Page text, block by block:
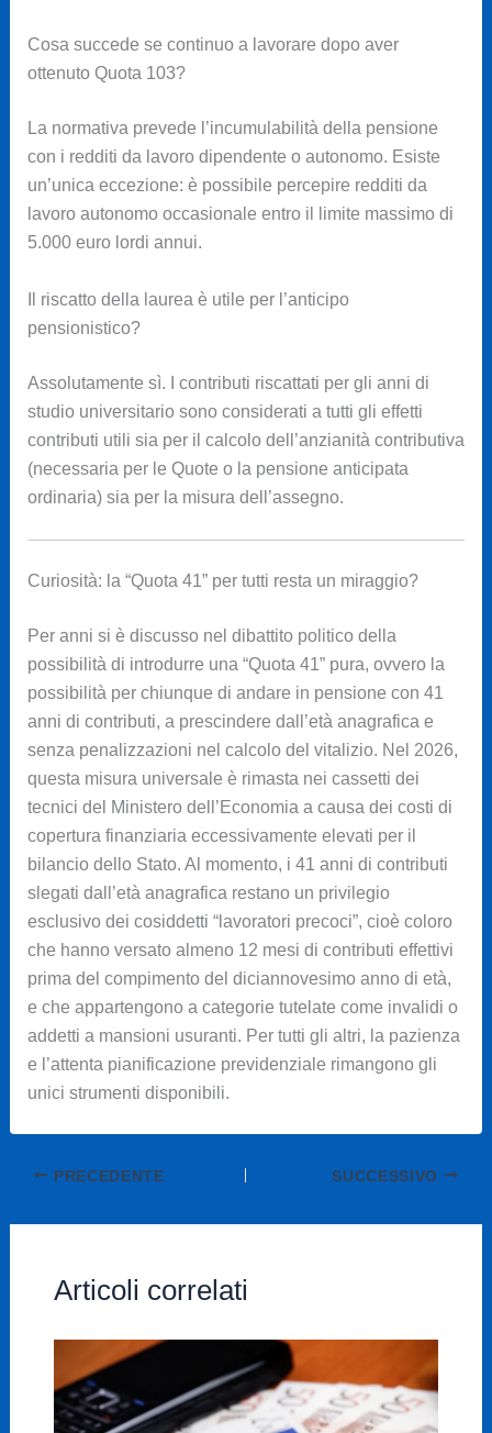
Cosa succede se continuo a lavorare dopo aver
ottenuto Quota 103?
La normativa prevede l’incumulabilità della pensione
con i redditi da lavoro dipendente o autonomo. Esiste
un’unica eccezione: è possibile percepire redditi da
lavoro autonomo occasionale entro il limite massimo di
5.000 euro lordi annui.
Il riscatto della laurea è utile per l’anticipo
pensionistico?
Assolutamente sì. I contributi riscattati per gli anni di
studio universitario sono considerati a tutti gli effetti
contributi utili sia per il calcolo dell’anzianità contributiva
(necessaria per le Quote o la pensione anticipata
ordinaria) sia per la misura dell’assegno.
Curiosità: la “Quota 41” per tutti resta un miraggio?
Per anni si è discusso nel dibattito politico della
possibilità di introdurre una “Quota 41” pura, ovvero la
possibilità per chiunque di andare in pensione con 41
anni di contributi, a prescindere dall’età anagrafica e
senza penalizzazioni nel calcolo del vitalizio. Nel 2026,
questa misura universale è rimasta nei cassetti dei
tecnici del Ministero dell’Economia a causa dei costi di
copertura finanziaria eccessivamente elevati per il
bilancio dello Stato. Al momento, i 41 anni di contributi
slegati dall’età anagrafica restano un privilegio
esclusivo dei cosiddetti “lavoratori precoci”, cioè coloro
che hanno versato almeno 12 mesi di contributi effettivi
prima del compimento del diciannovesimo anno di età,
e che appartengono a categorie tutelate come invalidi o
addetti a mansioni usuranti. Per tutti gli altri, la pazienza
e l’attenta pianificazione previdenziale rimangono gli
unici strumenti disponibili.
PRECEDENTE SUCCESSIVO
Articoli correlati